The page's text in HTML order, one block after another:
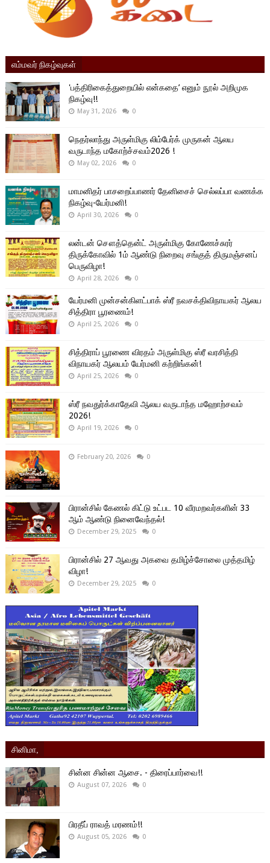
எம்மவர் நிகழ்வுகள்
'பத்திரிகைத்துறையில் என்கதை’ எனும் நூல் அறிமுக
நிகழ்வு!!
May 31, 2026 0
நெதர்லாந்து அருள்மிகு லிம்பேர்க் முருகன் ஆலய
வருடாந்த மகோற்ச்சவம்2026 !
May 02, 2026 0
மாமனிதர் பாசறைப்பாணர் தேனிசைச் செல்லப்பா வணக்க
நிகழ்வு-யேர்மனி!
April 30, 2026 0
லன்டன் சௌத்தென்ட் அருள்மிகு கோணேச்சுரர்
திருக்கோவில் 1ம் ஆண்டு நிறைவு சங்குத் திருமஞ்சனப்
பெருவிழா!
April 28, 2026 0
யேர்மனி முன்சன்கிளட்பாக் ஸ்ரீ நவசக்திவிநாயகர் ஆலய
சித்திரா பூரணைம்!
April 25, 2026 0
சித்திராப் பூரணை விரதம் அருள்மிகு ஸ்ரீ வரசித்தி
விநாயகர் ஆலயம் யேர்மனி கற்றிங்கன்!
April 25, 2026 0
ஸ்ரீ நவதுர்க்காதேவி ஆலய வருடாந்த மஹோற்சவம்
2026!
April 19, 2026 0
February 20, 2026 0
பிரான்சில் கேணல் கிட்டு உட்பட 10 வீரமறவர்களின் 33
ஆம் ஆண்டு நினைவேந்தல்!
December 29, 2025 0
பிரான்சில் 27 ஆவது அகவை தமிழ்ச்சோலை முத்தமிழ்
விழா!
December 29, 2025 0
சினிமா,
சின்ன சின்ன ஆசை. - திரைப்பார்வை!!
August 07, 2026 0
பிரதீப் ராவத் மரணம்!!
August 05, 2026 0